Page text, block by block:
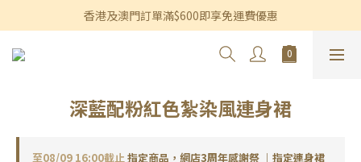
香港及澳門訂單滿$600即享免運費優惠
香港及澳門訂單滿$600即享免運費優惠
3個月內買滿$1,200可享永久九折優惠
深藍配粉紅色紮染風連身裙
至08/09 16:00截止指定商品，網店3周年感謝祭 ｜指定連身裙